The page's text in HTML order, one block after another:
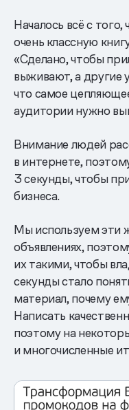
Началось всё с
очень классную
«Сделано, чтобы
выживают, а другие
что самое
аудитории нужно
Внимание людей
в интернете,
3 секунды, чтобы
бизнеса.
Мы используем эти
объявлениях,
их такими, чтобы
секунды стало
материал, почему
Написать
поэтому на
и многочисленные